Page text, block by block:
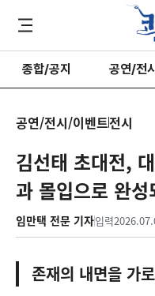
종합/공지 공연/전
공연/전시/이벤트전시
김선태 초대전,
과 몰입으로 완
임만택 전문 기자입력
존재의 내면을 가